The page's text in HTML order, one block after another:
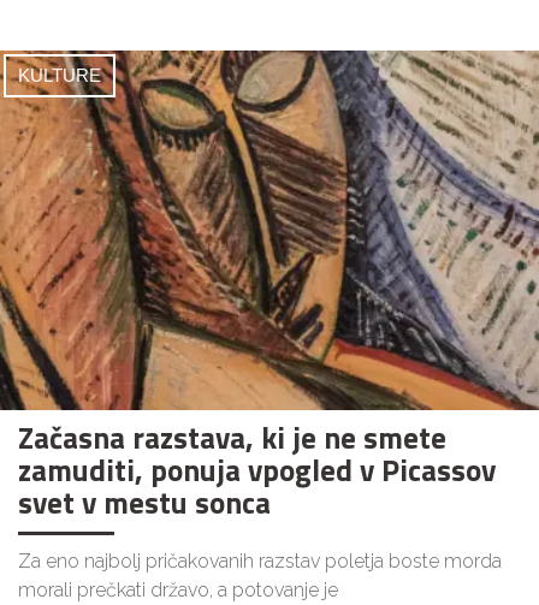
KULTURE
Začasna razstava, ki je ne smete
zamuditi, ponuja vpogled v Picassov
svet v mestu sonca
Za eno najbolj pričakovanih razstav poletja boste morda
morali prečkati državo, a potovanje je